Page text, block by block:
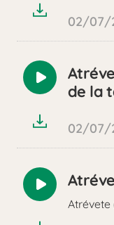
02/07/
Reproducir
audiode la
02/07/
Reproducir
audio